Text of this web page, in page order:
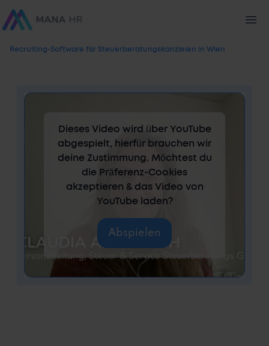
Recruiting-Software für Steuerberatungskanzleien in Wien
Dieses Video wird über YouTube
abgespielt, hierfür brauchen wir
deine Zustimmung. Möchtest du
die Präferenz-Cookies
akzeptieren & das Video von
YouTube laden?
Abspielen